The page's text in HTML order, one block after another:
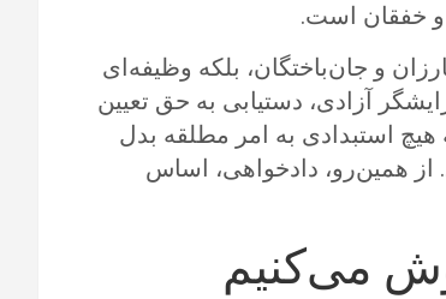
و خفقان است.
و جان‌باختگان، بلکه وظیفه‌ای
آزادی، دستیابی به حق تعیین
استبدادی به امر مطلقه بدل
از همین‌رو، دادخواهی، اساس
می‌کنیم